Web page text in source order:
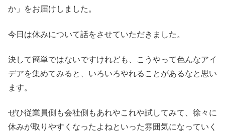
か」をお届けしました。
今日は休みについて話をさせていただきました。
決して簡単ではないですけれども、こうやって色んなアイ
デアを集めてみると、いろいろやれることがあるなと思い
ます。
ぜひ従業員側も会社側もあれやこれや試してみて、徐々に
休みが取りやすくなったよねといった雰囲気になっていく